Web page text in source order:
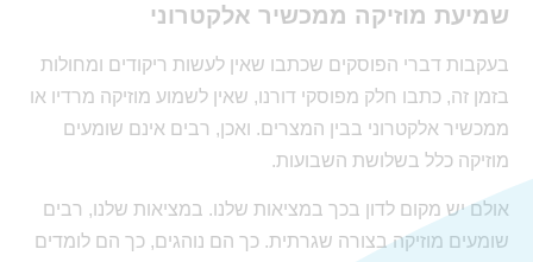
שמיעת מוזיקה ממכשיר אלקטרוני
בעקבות דברי הפוסקים שכתבו שאין לעשות ריקודים ומחולות
בזמן זה, כתבו חלק מפוסקי דורנו, שאין לשמוע מוזיקה מרדיו או
ממכשיר אלקטרוני בבין המצרים. ואכן, רבים אינם שומעים
מוזיקה כלל בשלושת השבועות.
אולם יש מקום לדון בכך במציאות שלנו. במציאות שלנו, רבים
שומעים מוזיקה בצורה שגרתית. כך הם נוהגים, כך הם לומדים